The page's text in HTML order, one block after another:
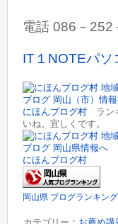
電話 086－252
IT１NOTEパソ
にほんブログ村 ラン
いね。宜しくです。
にほんブログ村
岡山県 ブログランキン